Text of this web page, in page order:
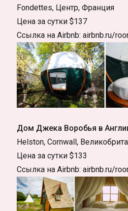
Fondettes, Центр, Франция
Цена за сутки $137
Ссылка на Airbnb: airbnb.ru/
Дом Джека Воробья в
Helston, Cornwall,
Цена за сутки $133
Ссылка на Airbnb: airbnb.ru/